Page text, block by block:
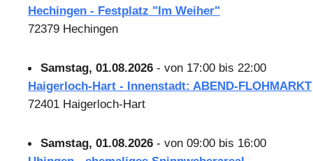
Hechingen - Festplatz "Im Weiher"
72379 Hechingen
Samstag, 01.08.2026 - von 17:00 bis 22:00
Haigerloch-Hart - Innenstadt: ABEND-FLOHMARKT
72401 Haigerloch-Hart
Samstag, 01.08.2026 - von 09:00 bis 16:00